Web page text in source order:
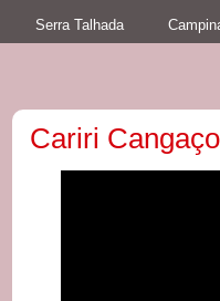
Serra Talhada
Cariri